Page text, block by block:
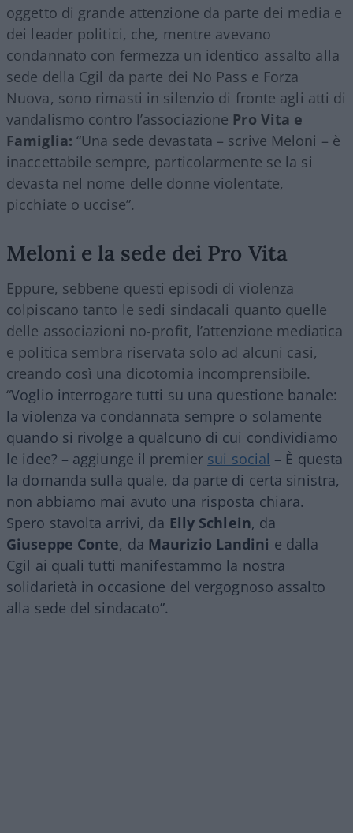
oggetto di grande attenzione da parte dei media e
dei leader politici, che, mentre avevano
condannato con fermezza un identico assalto alla
sede della Cgil da parte dei No Pass e Forza
Nuova, sono rimasti in silenzio di fronte agli atti di
vandalismo contro l’associazione Pro Vita e
Famiglia: “Una sede devastata – scrive Meloni – è
inaccettabile sempre, particolarmente se la si
devasta nel nome delle donne violentate,
picchiate o uccise”.
Meloni e la sede dei Pro Vita
Eppure, sebbene questi episodi di violenza
colpiscano tanto le sedi sindacali quanto quelle
delle associazioni no-profit, l’attenzione mediatica
e politica sembra riservata solo ad alcuni casi,
creando così una dicotomia incomprensibile.
“Voglio interrogare tutti su una questione banale:
la violenza va condannata sempre o solamente
quando si rivolge a qualcuno di cui condividiamo
le idee? – aggiunge il premier sui social – È questa
la domanda sulla quale, da parte di certa sinistra,
non abbiamo mai avuto una risposta chiara.
Spero stavolta arrivi, da Elly Schlein, da
Giuseppe Conte, da Maurizio Landini e dalla
Cgil ai quali tutti manifestammo la nostra
solidarietà in occasione del vergognoso assalto
alla sede del sindacato”.